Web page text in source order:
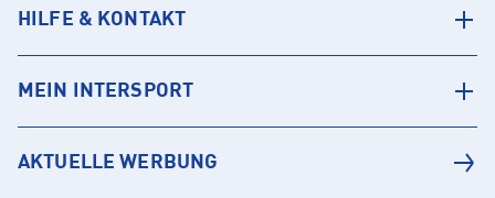
HILFE & KONTAKT
MEIN INTERSPORT
AKTUELLE WERBUNG